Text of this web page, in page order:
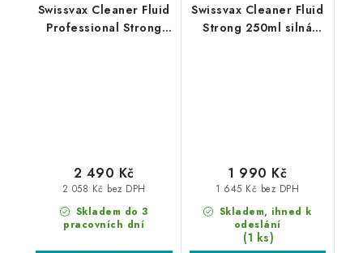
Swissvax Cleaner Fluid
Professional Strong
Skladem do 3
pracovních dní
2 058 Kč bez DPH
2 490 Kč
Swissvax Cleaner Fluid
Strong 250ml silná
Skladem, ihned k
odeslání
(1 ks)
1 645 Kč bez DPH
1 990 Kč